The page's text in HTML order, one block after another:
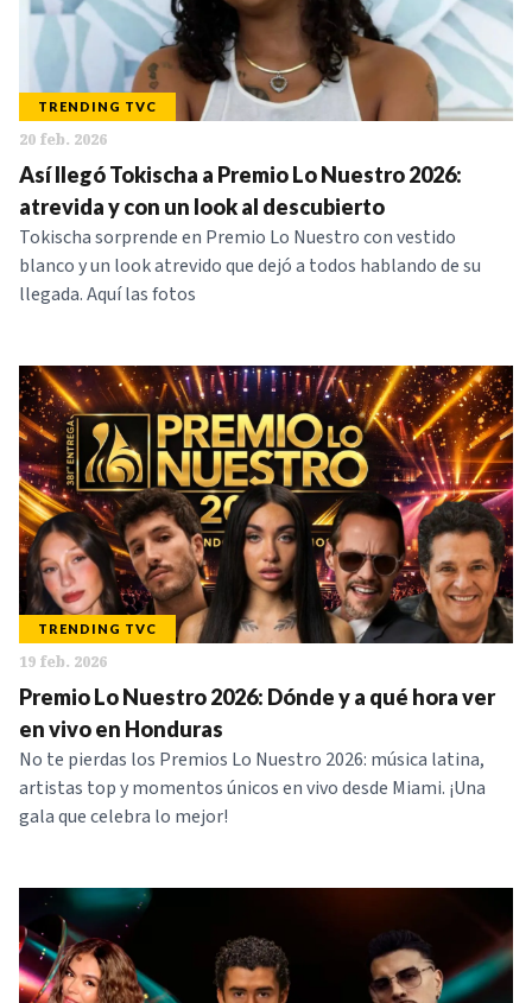
TRENDING TVC
20 feb. 2026
Así llegó Tokischa a Premio Lo Nuestro 2026:
atrevida y con un look al descubierto
Tokischa sorprende en Premio Lo Nuestro con vestido
blanco y un look atrevido que dejó a todos hablando de su
llegada. Aquí las fotos
TRENDING TVC
19 feb. 2026
Premio Lo Nuestro 2026: Dónde y a qué hora ver
en vivo en Honduras
No te pierdas los Premios Lo Nuestro 2026: música latina,
artistas top y momentos únicos en vivo desde Miami. ¡Una
gala que celebra lo mejor!